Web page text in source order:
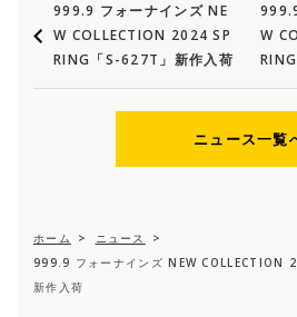
999.9 フォーナインズ NE
W COLLECTION 2024 SP
RING「S-627T」新作入荷
W
ニュース一覧
ホーム > ニュース
>
999.9 フォーナインズ NEW COLLECTION
新作入荷